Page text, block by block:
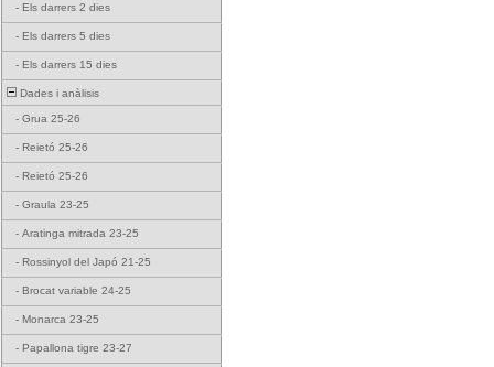
- Els darrers 2 dies
- Els darrers 5 dies
- Els darrers 15 dies
Dades i anàlisis
- Grua 25-26
- Reietó 25-26
- Reietó 25-26
- Graula 23-25
- Aratinga mitrada 23-25
- Rossinyol del Japó 21-25
- Brocat variable 24-25
- Monarca 23-25
- Papallona tigre 23-27